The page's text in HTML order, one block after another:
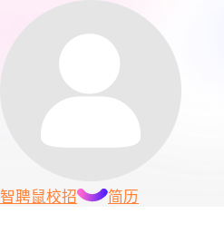
智聘鼠校招 简历